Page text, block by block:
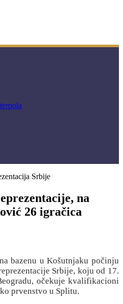
na
26 igračica
bazenu u Košutnjaku počinju
Srbije, koju od 17.
očekuje kvalifikacioni
prvenstvo u Splitu.